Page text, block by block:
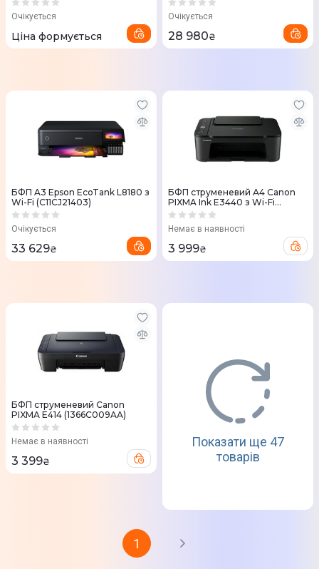
Очікується
Ціна формується
Очікується
28 980₴
БФП A3 Epson EcoTank L8180 з
Wi-Fi (C11CJ21403)
Очікується
33 629₴
БФП струменевий А4 Canon
PIXMA Ink E3440 з Wi-Fi
(4464C009)
Немає в наявності
3 999₴
БФП струменевий Canon
PIXMA E414 (1366C009AA)
Немає в наявності
3 399₴
Показати ще 47
товарів
1